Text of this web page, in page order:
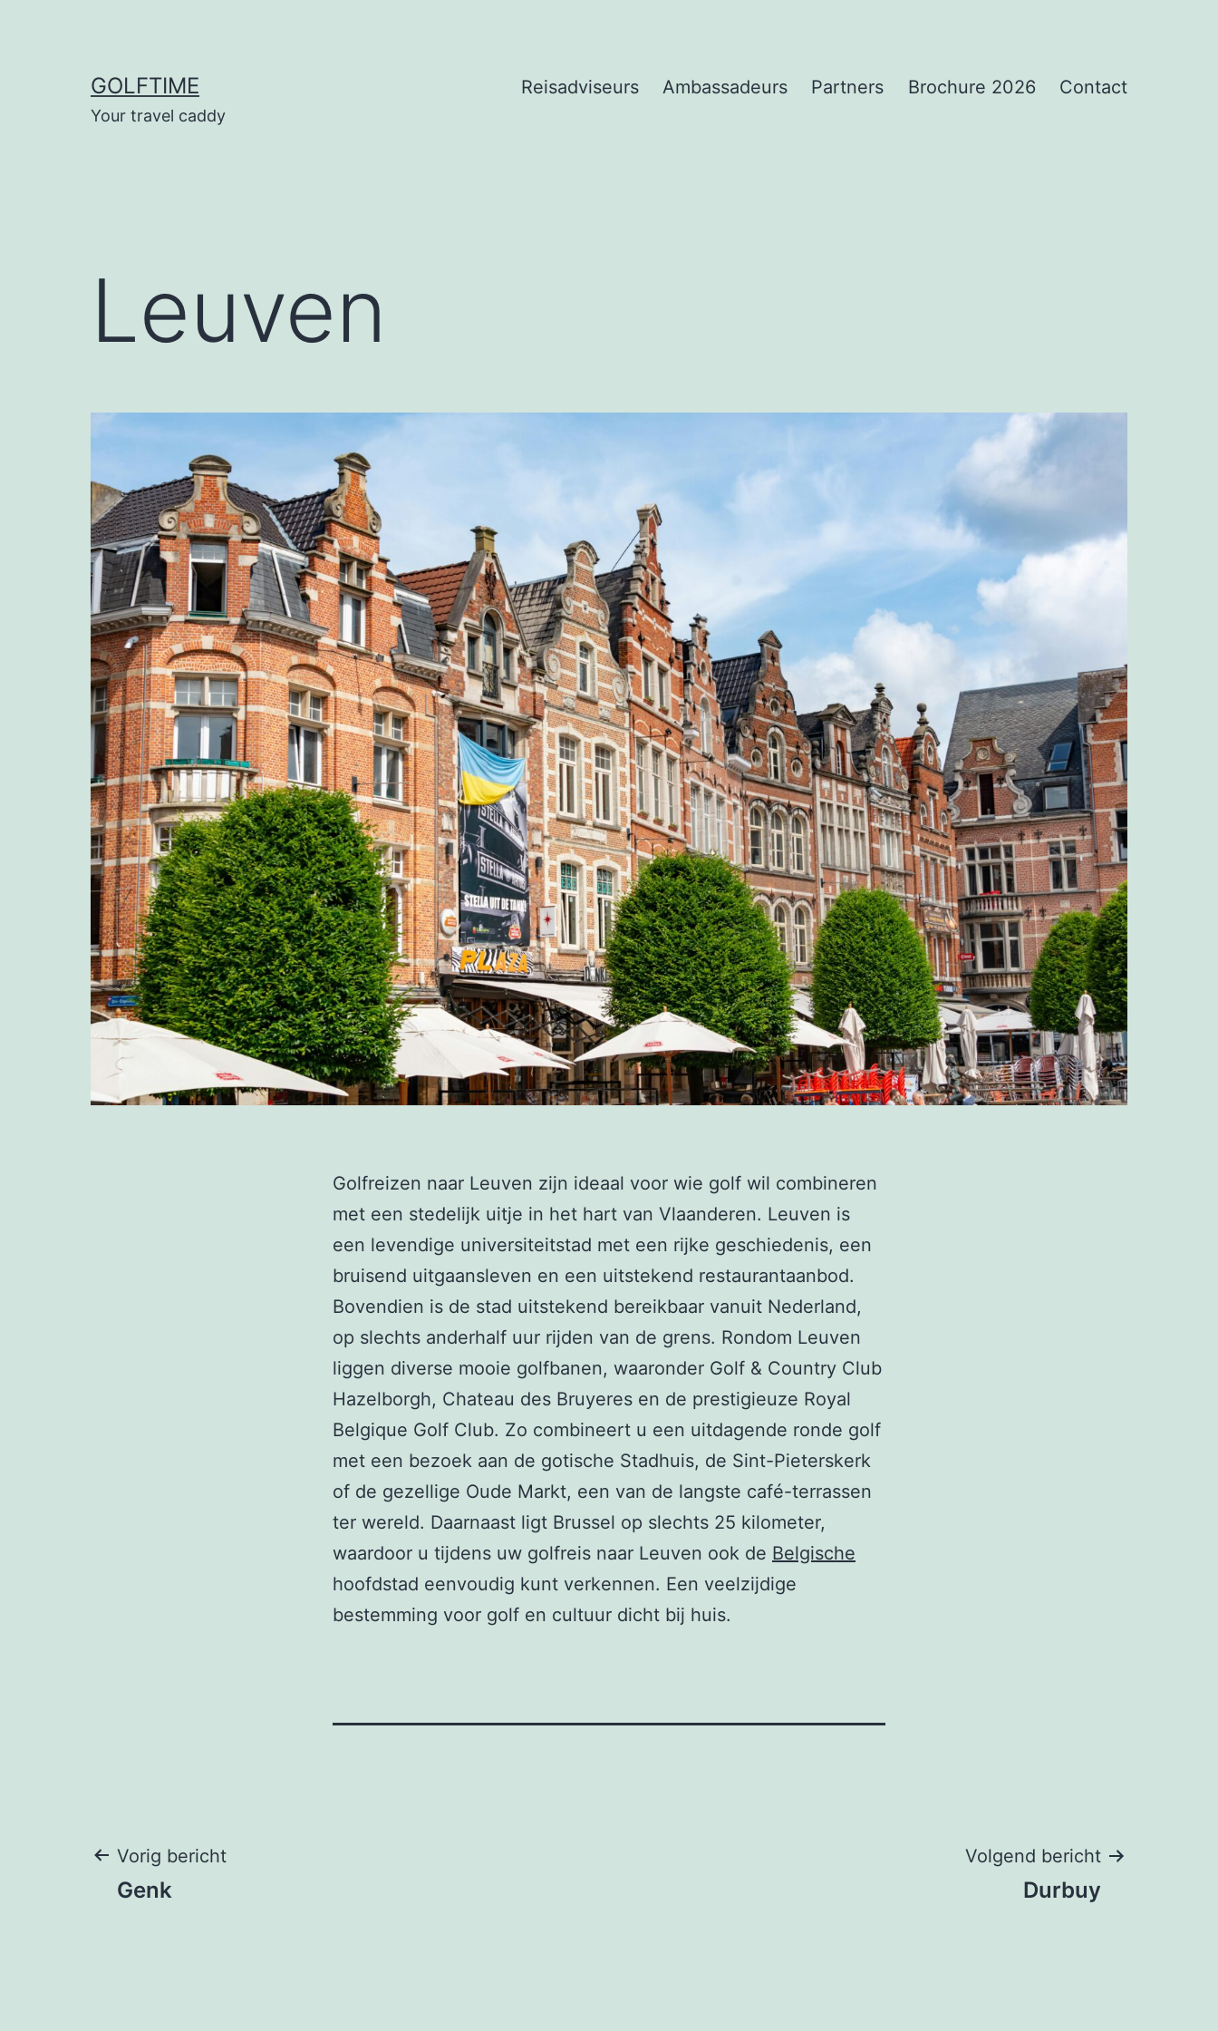
GOLFTIME
Your travel caddy
Reisadviseurs Ambassadeurs Partners Brochure 2026 Contact
Leuven
Golfreizen naar Leuven zijn ideaal voor wie golf wil combineren
met een stedelijk uitje in het hart van Vlaanderen. Leuven is
een levendige universiteitstad met een rijke geschiedenis, een
bruisend uitgaansleven en een uitstekend restaurantaanbod.
Bovendien is de stad uitstekend bereikbaar vanuit Nederland,
op slechts anderhalf uur rijden van de grens. Rondom Leuven
liggen diverse mooie golfbanen, waaronder Golf & Country Club
Hazelborgh, Chateau des Bruyeres en de prestigieuze Royal
Belgique Golf Club. Zo combineert u een uitdagende ronde golf
met een bezoek aan de gotische Stadhuis, de Sint-Pieterskerk
of de gezellige Oude Markt, een van de langste café-terrassen
ter wereld. Daarnaast ligt Brussel op slechts 25 kilometer,
waardoor u tijdens uw golfreis naar Leuven ook de Belgische
hoofdstad eenvoudig kunt verkennen. Een veelzijdige
bestemming voor golf en cultuur dicht bij huis.
Bericht
Vorig bericht
Genk
Volgend bericht
Durbuy